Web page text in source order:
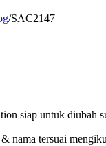
/SAC2147
siap untuk diubah
nama tersuai